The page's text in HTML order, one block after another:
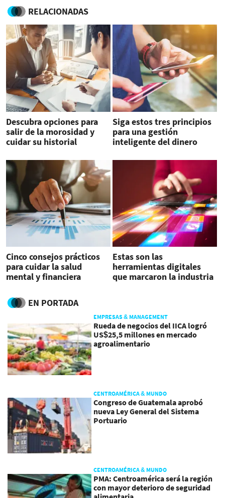
RELACIONADAS
Descubra opciones para
salir de la morosidad y
cuidar su historial
Siga estos tres principios
para una gestión
inteligente del dinero
Cinco consejos prácticos
para cuidar la salud
mental y financiera
Estas son las
herramientas digitales
que marcaron la industria
EN PORTADA
EMPRESAS & MANAGEMENT
Rueda de negocios del IICA logró
US$25,5 millones en mercado
agroalimentario
CENTROAMÉRICA & MUNDO
Congreso de Guatemala aprobó
nueva Ley General del Sistema
Portuario
CENTROAMÉRICA & MUNDO
PMA: Centroamérica será la región
con mayor deterioro de seguridad